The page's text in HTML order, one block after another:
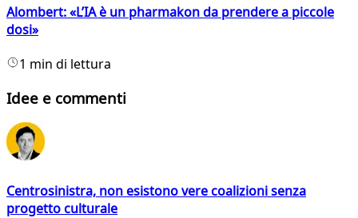
Alombert: «L’IA è un pharmakon da prendere a piccole
dosi»
1 min di lettura
Idee e commenti
Centrosinistra, non esistono vere coalizioni senza
progetto culturale